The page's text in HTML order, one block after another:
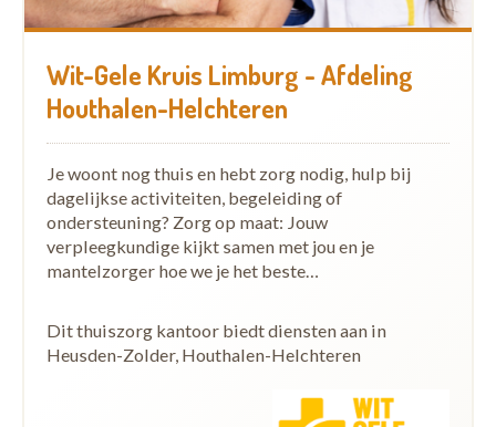
Wit-Gele Kruis Limburg - Afdeling
Houthalen-Helchteren
Je woont nog thuis en hebt zorg nodig, hulp bij
dagelijkse activiteiten, begeleiding of
ondersteuning? Zorg op maat: Jouw
verpleegkundige kijkt samen met jou en je
mantelzorger hoe we je het beste…
Dit thuiszorg kantoor biedt diensten aan in
Heusden-Zolder, Houthalen-Helchteren